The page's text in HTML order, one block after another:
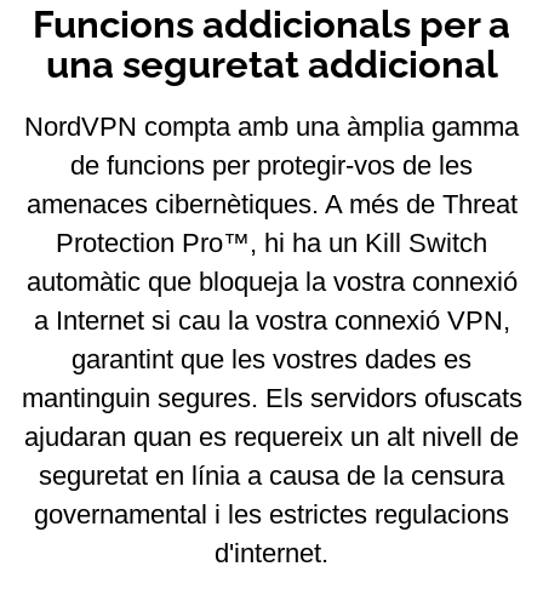
Funcions addicionals per a
una seguretat addicional
NordVPN compta amb una àmplia gamma
de funcions per protegir-vos de les
amenaces cibernètiques. A més de Threat
Protection Pro™, hi ha un Kill Switch
automàtic que bloqueja la vostra connexió
a Internet si cau la vostra connexió VPN,
garantint que les vostres dades es
mantinguin segures. Els servidors ofuscats
ajudaran quan es requereix un alt nivell de
seguretat en línia a causa de la censura
governamental i les estrictes regulacions
d'internet.